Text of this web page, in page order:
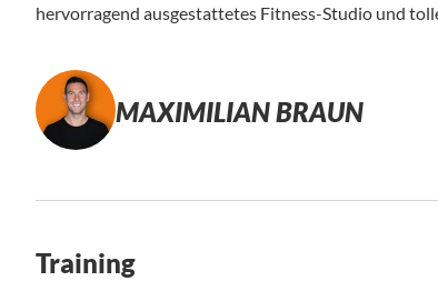
hervorragend ausgestattetes Fitness-Studio und
MAXIMILIAN BRAUN
Training